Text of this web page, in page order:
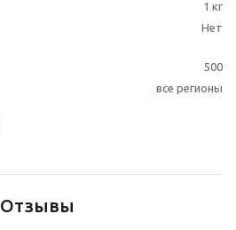
1 кг
Нет
500
все регионы
Отзывы